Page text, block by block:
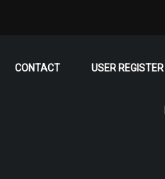
CONTACT USER REGISTER